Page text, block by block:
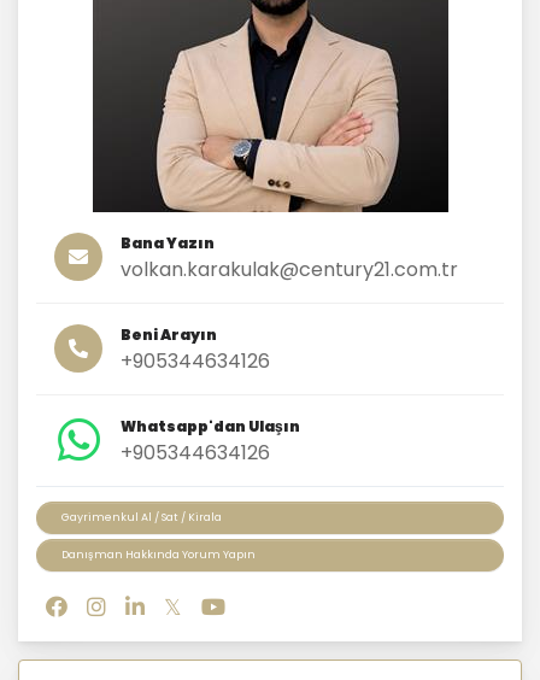
Bana Yazın
volkan.karakulak@century21.com.tr
Beni Arayın
+905344634126
Whatsapp'dan Ulaşın
+905344634126
Gayrimenkul Al / Sat / Kirala
Danışman Hakkında Yorum Yapın